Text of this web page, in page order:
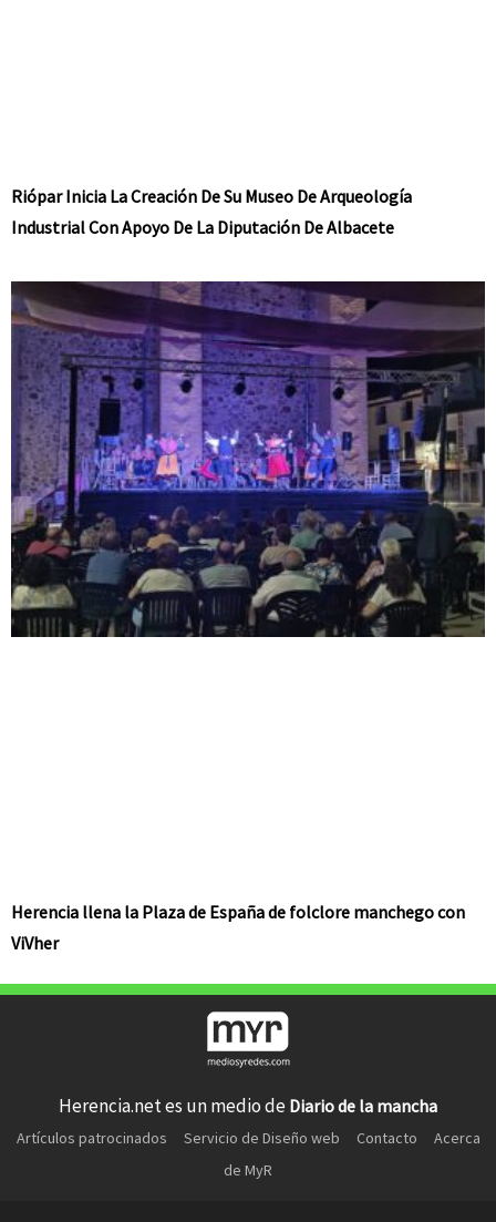
Riópar Inicia La Creación De Su Museo De Arqueología
Industrial Con Apoyo De La Diputación De Albacete
Herencia llena la Plaza de España de folclore manchego con
ViVher
Herencia.net es un medio de Diario de la mancha
Artículos patrocinados Servicio de Diseño web Contacto
Acerca
de MyR